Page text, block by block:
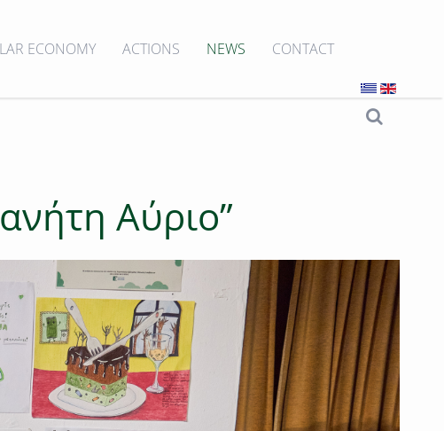
ECONOMY ACTIONS NEWS CONTACT
Αύριο”